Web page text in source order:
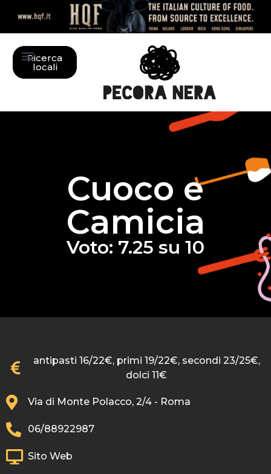
Ricerca
locali
Cuoco e
Camicia
Voto: 7.25 su 10
antipasti 16/22€, primi 19/22€, secondi 23/25€,
dolci 11€
Via di Monte Polacco, 2/4 - Roma
06/88922987
Sito Web